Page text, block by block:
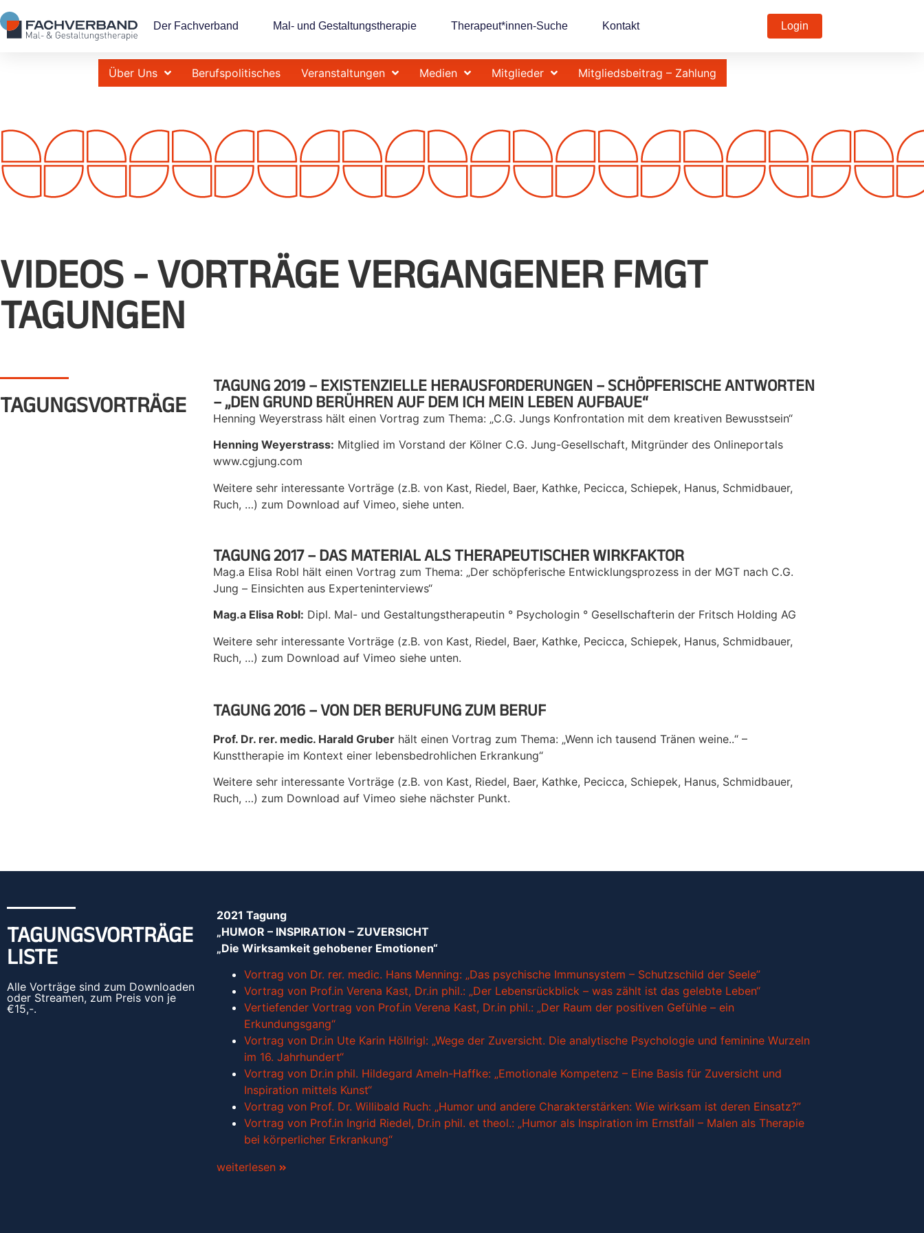
Der Fachverband Mal- und Gestaltungstherapie Therapeut*innen-Suche Kontakt Login
Über Uns Berufspolitisches Veranstaltungen Medien Mitglieder Mitgliedsbeitrag – Zahlung
VIDEOS - VORTRÄGE VERGANGENER FMGT
TAGUNGEN
TAGUNGSVORTRÄGE
TAGUNG 2019 – EXISTENZIELLE HERAUSFORDERUNGEN – SCHÖPFERISCHE ANTWORTEN
– „DEN GRUND BERÜHREN AUF DEM ICH MEIN LEBEN AUFBAUE“
Henning Weyerstrass hält einen Vortrag zum Thema: „C.G. Jungs Konfrontation mit dem kreativen Bewusstsein“
Henning Weyerstrass: Mitglied im Vorstand der Kölner C.G. Jung-Gesellschaft, Mitgründer des Onlineportals
www.cgjung.com
Weitere sehr interessante Vorträge (z.B. von Kast, Riedel, Baer, Kathke, Pecicca, Schiepek, Hanus, Schmidbauer,
Ruch, …) zum Download auf Vimeo, siehe unten.
TAGUNG 2017 – DAS MATERIAL ALS THERAPEUTISCHER WIRKFAKTOR
Mag.a Elisa Robl hält einen Vortrag zum Thema: „Der schöpferische Entwicklungsprozess in der MGT nach C.G.
Jung – Einsichten aus Experteninterviews“
Mag.a Elisa Robl: Dipl. Mal- und Gestaltungstherapeutin ° Psychologin ° Gesellschafterin der Fritsch Holding AG
Weitere sehr interessante Vorträge (z.B. von Kast, Riedel, Baer, Kathke, Pecicca, Schiepek, Hanus, Schmidbauer,
Ruch, …) zum Download auf Vimeo siehe unten.
TAGUNG 2016 – VON DER BERUFUNG ZUM BERUF
Prof. Dr. rer. medic. Harald Gruber hält einen Vortrag zum Thema: „Wenn ich tausend Tränen weine..“ –
Kunsttherapie im Kontext einer lebensbedrohlichen Erkrankung“
Weitere sehr interessante Vorträge (z.B. von Kast, Riedel, Baer, Kathke, Pecicca, Schiepek, Hanus, Schmidbauer,
Ruch, …) zum Download auf Vimeo siehe nächster Punkt.
TAGUNGSVORTRÄGE
LISTE
Alle Vorträge sind zum Downloaden
oder Streamen, zum Preis von je
€15,-.
2021 Tagung
„HUMOR – INSPIRATION – ZUVERSICHT
„Die Wirksamkeit gehobener Emotionen“
Vortrag von Dr. rer. medic. Hans Menning: „Das psychische Immunsystem – Schutzschild der Seele”
Vortrag von Prof.in Verena Kast, Dr.in phil.: „Der Lebensrückblick – was zählt ist das gelebte Leben“
Vertiefender Vortrag von Prof.in Verena Kast, Dr.in phil.: „Der Raum der positiven Gefühle – ein
Erkundungsgang“
Vortrag von Dr.in Ute Karin Höllrigl: „Wege der Zuversicht. Die analytische Psychologie und feminine Wurzeln
im 16. Jahrhundert“
Vortrag von Dr.in phil. Hildegard Ameln-Haffke: „Emotionale Kompetenz – Eine Basis für Zuversicht und
Inspiration mittels Kunst“
Vortrag von Prof. Dr. Willibald Ruch: „Humor und andere Charakterstärken: Wie wirksam ist deren Einsatz?”
Vortrag von Prof.in Ingrid Riedel, Dr.in phil. et theol.: „Humor als Inspiration im Ernstfall – Malen als Therapie
bei körperlicher Erkrankung“
weiterlesen